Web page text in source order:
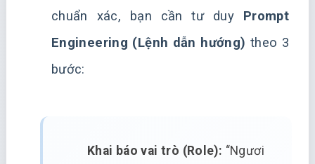
chuẩn xác, bạn cần tư duy Prompt
Engineering (Lệnh dẫn hướng) theo 3
bước:
Khai báo vai trò (Role): “Ngươi